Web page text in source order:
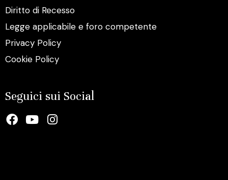
Diritto di Recesso
Legge applicabile e foro competente
Privacy Policy
Cookie Policy
Seguici sui Social